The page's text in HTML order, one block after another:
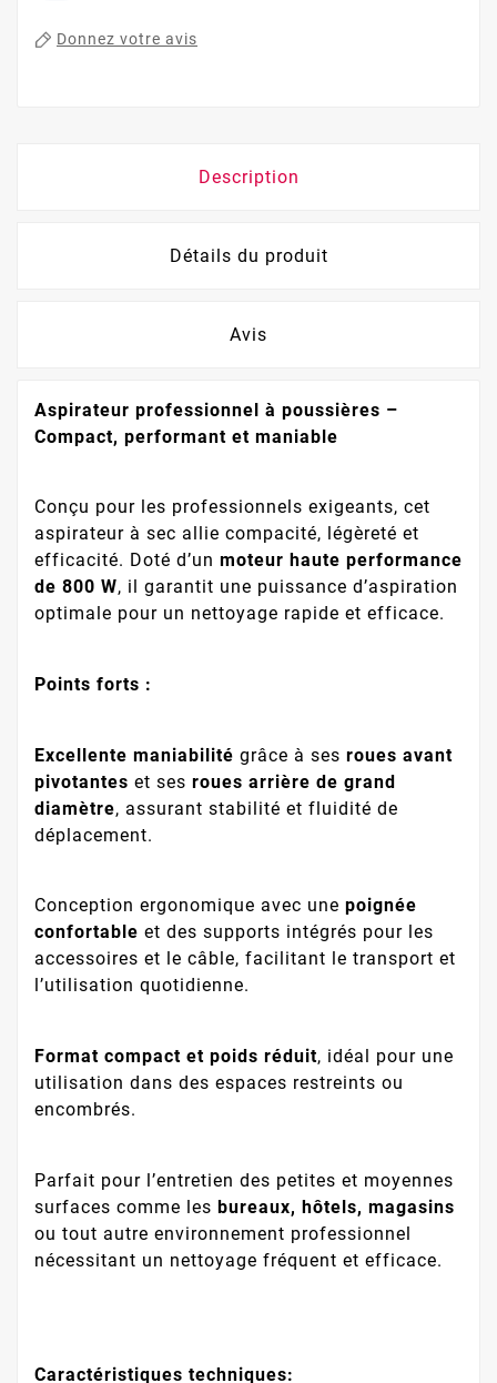
Donnez votre avis
Description
Détails du produit
Avis
Aspirateur professionnel à poussières –
Compact, performant et maniable
Conçu pour les professionnels exigeants, cet
aspirateur à sec allie compacité, légèreté et
efficacité. Doté d’un moteur haute performance
de 800 W, il garantit une puissance d’aspiration
optimale pour un nettoyage rapide et efficace.
Points forts :
Excellente maniabilité grâce à ses roues avant
pivotantes et ses roues arrière de grand
diamètre, assurant stabilité et fluidité de
déplacement.
Conception ergonomique avec une poignée
confortable et des supports intégrés pour les
accessoires et le câble, facilitant le transport et
l’utilisation quotidienne.
Format compact et poids réduit, idéal pour une
utilisation dans des espaces restreints ou
encombrés.
Parfait pour l’entretien des petites et moyennes
surfaces comme les bureaux, hôtels, magasins
ou tout autre environnement professionnel
nécessitant un nettoyage fréquent et efficace.
Caractéristiques techniques: